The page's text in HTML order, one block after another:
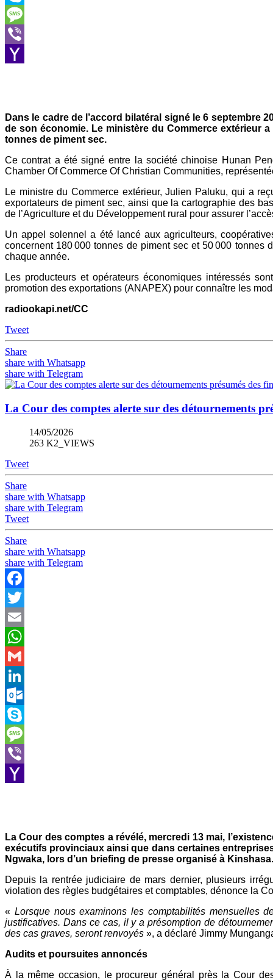
Skype
Message
Viber
Dans le cadre de l’accord bilatéral signé le 6 septembre
de son économie. Le ministère du Commerce extérieur
tonnes de piment sec.
Ce contrat a été signé entre la société chinoise Hunan
Chamber Of Commerce Of Christian Communities,
Le ministre du Commerce extérieur, Julien Paluku, qui a
exportateurs de piment sec, ainsi que la cartographie des
de l’Agriculture et du Développement rural pour assurer
Un appel solennel a été lancé aux agriculteurs,
concernent 180 000 tonnes de piment sec et 50 000
chaque année.
Les producteurs et opérateurs économiques intéressés
promotion des exportations (ANAPEX) pour connaître les
radiookapi.net/CC
Tweet
Share
share with Whatsapp
share with Telegram
La Cour des comptes alerte sur des détournements
14/05/2026
263 K2_VIEWS
Tweet
Share
share with Whatsapp
share with Telegram
Tweet
Share
share with Whatsapp
share with Telegram
Facebook
Twitter
Email
WhatsApp
Gmail
LinkedIn
Outlook.com
Skype
Message
Viber
La Cour des comptes a révélé, mercredi 13 mai,
exécutifs provinciaux ainsi que dans certaines
Ngwaka, lors d’un briefing de presse organisé à Kinshasa.
Depuis la rentrée judiciaire de mars dernier, plusieurs
violation des règles budgétaires et comptables, dénonce la
« Lorsque nous examinons les comptabilités mensuelles
justificatives. Dans ce cas, il y a présomption de
des cas graves, seront renvoyés », a déclaré Jimmy
Audits et poursuites annoncés
À la même occasion, le procureur général près la Cour